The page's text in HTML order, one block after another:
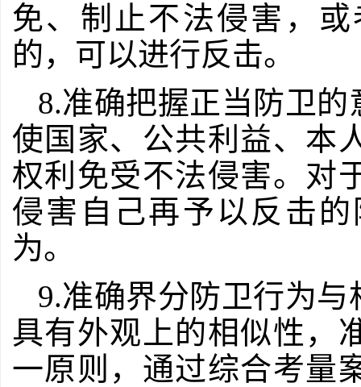
免、制止不法侵害，
的，可以进行反击。
8.准确把握正当防卫
使国家、公共利益、本
权利免受不法侵害。对
侵害自己再予以反击
为。
9.准确界分防卫行为
具有外观上的相似性，
一原则，通过综合考量